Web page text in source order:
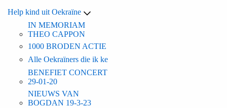
Help kind uit Oekraïne
IN MEMORIAM
THEO CAPPON
1000 BRODEN ACTIE
Alle Oekraïners die ik ke
BENEFIET CONCERT
29-01-20
NIEUWS VAN
BOGDAN 19-3-23